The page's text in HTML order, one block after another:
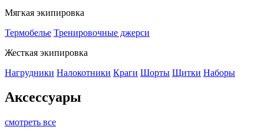
Мягкая экипировка
Термобелье Тренировочные джерси
Жесткая экипировка
Нагрудники Налокотники Краги Шорты Щитки Наборы
Аксессуары
смотреть все